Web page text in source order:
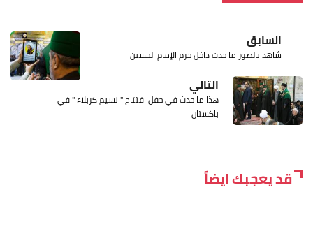
السابق
شاهد بالصور ما حدث داخل حرم الإمام الحسين
التالي
هذا ما حدث في حفل افتتاح " نسيم كربلاء " في
باكستان
قد يعجبك ايضاً